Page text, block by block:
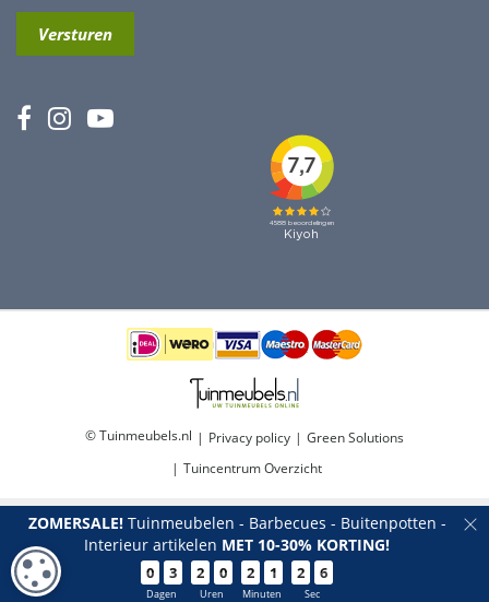
ZOMERSALE!Tuinmeubelen - Barbecues - Buitenpotten -
Interieur artikelen MET 10-30% KORTING!
0 3
Dagen
2 0
Uren
2 1
Minuten
2 6
Sec
© Tuinmeubels.nl Privacy policy
Green Solutions
Tuincentrum Overzicht
COOKIE-INSTELLINGEN